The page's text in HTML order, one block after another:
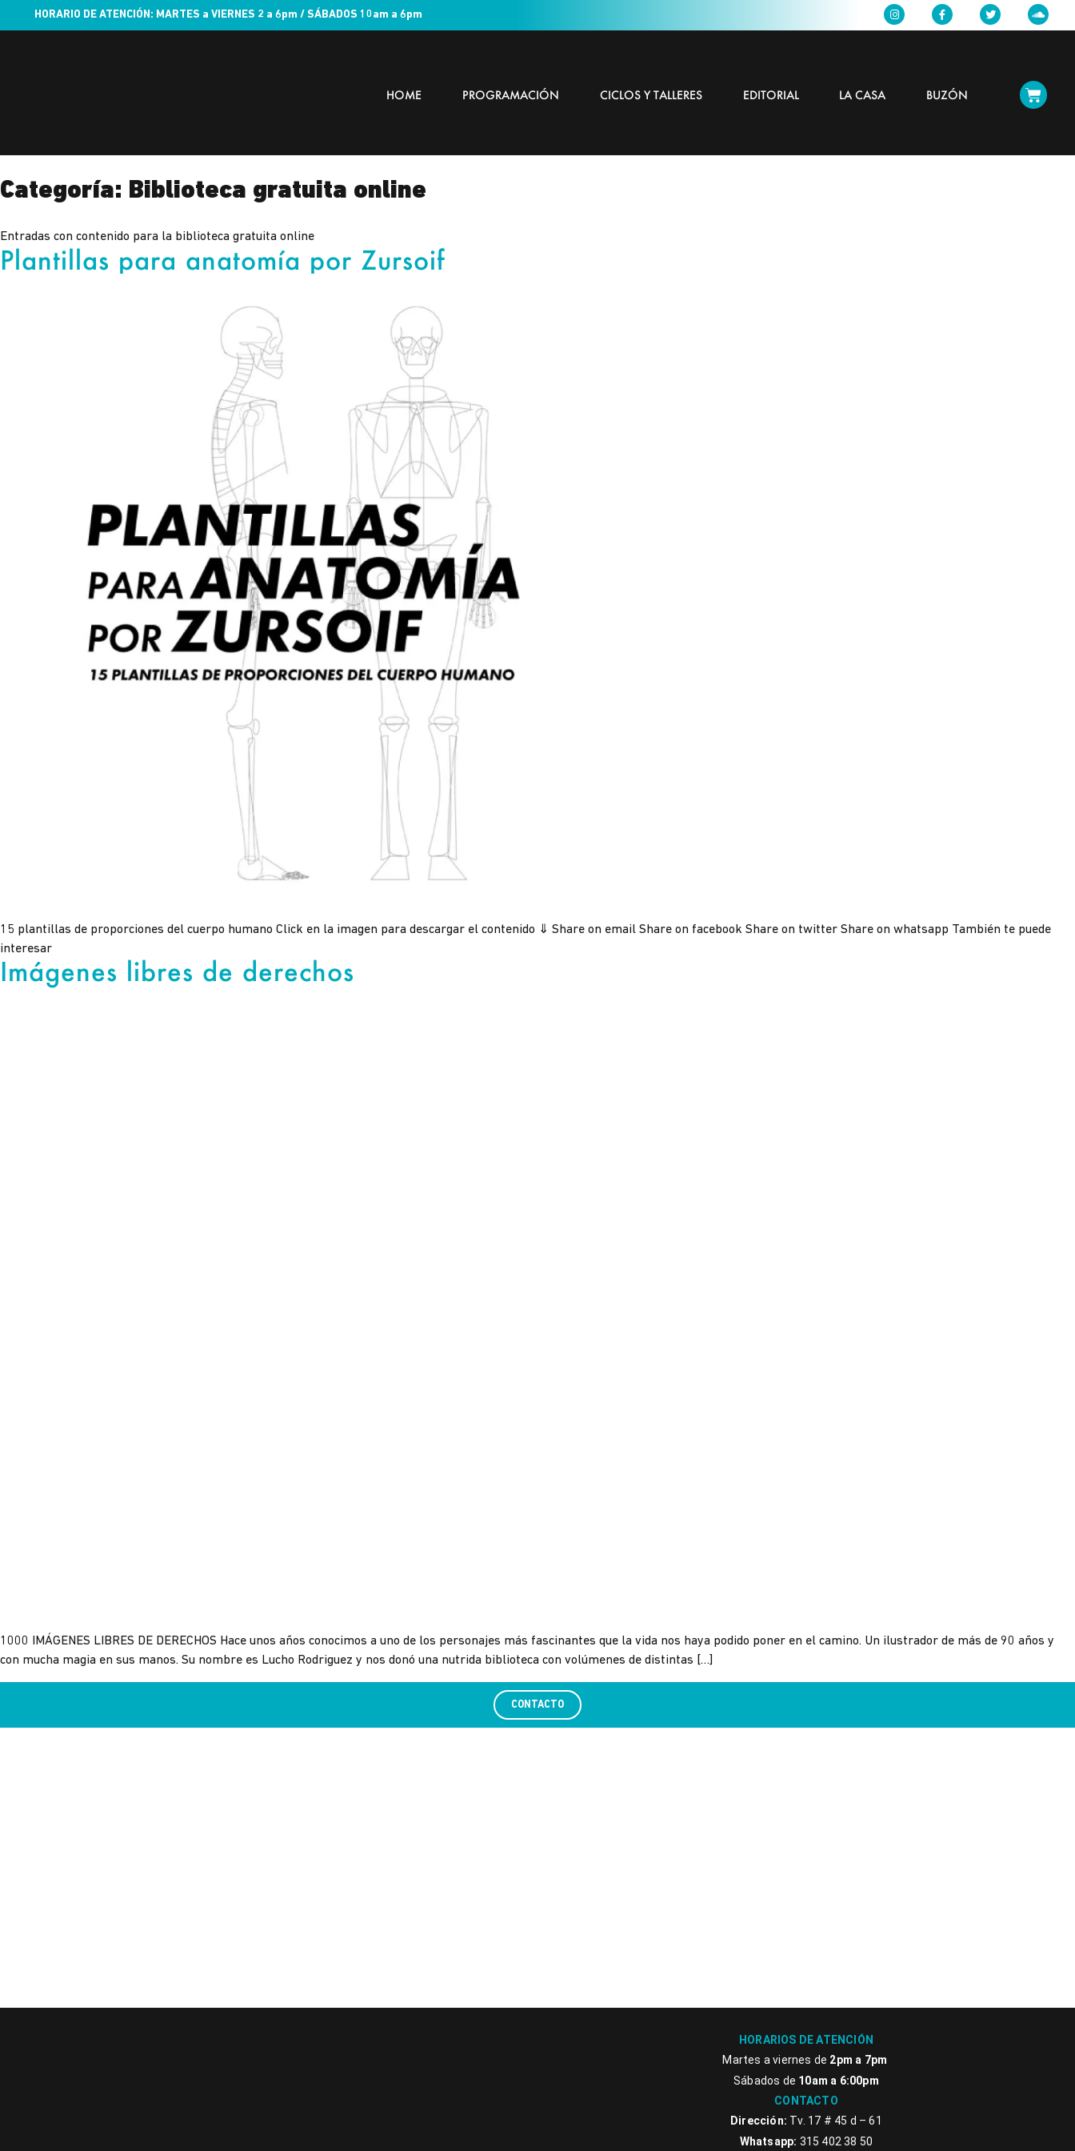
HORARIO DE ATENCIÓN: MARTES a VIERNES 2 a 6pm / SÁBADOS 10am a 6pm
HOME PROGRAMACIÓN CICLOS Y TALLERES EDITORIAL LA CASA BUZÓN
Categoría: Biblioteca gratuita online
Entradas con contenido para la biblioteca gratuita online
Plantillas para anatomía por Zursoif
15 plantillas de proporciones del cuerpo humano Click en la imagen para descargar el contenido ⇓ Share on email Share on facebook Share on twitter Share on whatsapp También te puede
interesar
Imágenes libres de derechos
1000 IMÁGENES LIBRES DE DERECHOS Hace unos años conocimos a uno de los personajes más fascinantes que la vida nos haya podido poner en el camino. Un ilustrador de más de 90 años y
con mucha magia en sus manos. Su nombre es Lucho Rodriguez y nos donó una nutrida biblioteca con volúmenes de distintas […]
CONTACTO
HORARIOS DE ATENCIÓN
Martes a viernes de 2pm a 7pm
Sábados de 10am a 6:00pm
CONTACTO
Dirección: Tv. 17 # 45 d – 61
Whatsapp: 315 402 38 50